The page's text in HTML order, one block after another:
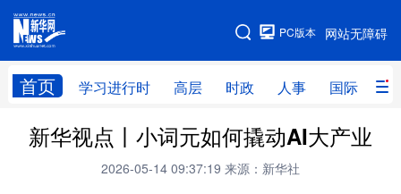
网站无障碍
PC版本
首页 学习进行时 高层 时政 人事 国际 财
网站地图
学习进行时 高层 时政 人事
财经 网评
新华视点丨小词元如何撬动AI大产业
2026-05-14 09:37:19 来源：新华社